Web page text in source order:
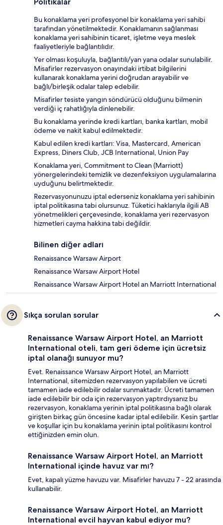
Bu konaklama yeri profesyonel bir konaklama yeri sahibi
tarafından yönetilmektedir. Konaklamanın sağlanması
konaklama yeri sahibinin ticaret, işletme veya meslek
faaliyetleriyle bağlantılıdır.
Yer olması koşuluyla, bağlantılı/yan yana odalar sunulabilir.
Misafirler rezervasyon onayındaki irtibat bilgilerini
kullanarak konaklama yerini doğrudan arayabilir ve
bağlı/birleşik odalar talep edebilir.
Misafirler tesiste yangın söndürücü olduğunu bilmenin
verdiği iç rahatlığıyla dinlenebilir.
Bu konaklama yerinde kredi kartları, banka kartları, mobil
ödeme ve nakit kabul edilmektedir.
Kabul edilen kredi kartları: Visa, Mastercard, American
Express, Diners Club, JCB International, Union Pay
Konaklama yeri, Commitment to Clean (Marriott)
yönergelerindeki temizlik ve dezenfeksiyon uygulamalarına
uyduğunu belirtmektedir.
Rezervasyonunuzu iptal ederseniz konaklama yeri sahibinin
iptal politikasına tabi olursunuz. Tüketici haklarıyla ilgili AB
yönetmelikleri çerçevesinde, konaklama yeri rezervasyon
hizmetleri cayma hakkına tabi değildir.
Bilinen diğer adları
Renaissance Warsaw Airport
Renaissance Warsaw Airport Hotel
Renaissance Warsaw Airport Hotel an Marriott International
Sıkça sorulan sorular
Renaissance Warsaw Airport Hotel, an Marriott
International oteli, tam geri ödeme için ücretsiz
iptal olanağı sunuyor mu?
Evet. Renaissance Warsaw Airport Hotel, an Marriott
International, sitemizden rezervasyon yapılabilen ve ücreti
tamamen iade edilebilir odalar sunmaktadır. Ücreti tamamen
iade edilebilir bir oda için rezervasyon yaptırdıysanız bu
rezervasyon, konaklama yerinin iptal politikasına bağlı olarak
girişten birkaç gün öncesine kadar iptal edilebilir. Kesin şartlar
ve koşullar için bu konaklama yerinin iptal politikasını kontrol
ettiğinizden emin olun.
Renaissance Warsaw Airport Hotel, an Marriott
International içinde havuz var mı?
Evet, kapalı yüzme havuzu var. Misafirler havuzu 7 - 22 arasında
kullanabilir.
Renaissance Warsaw Airport Hotel, an Marriott
International evcil hayvan kabul ediyor mu?